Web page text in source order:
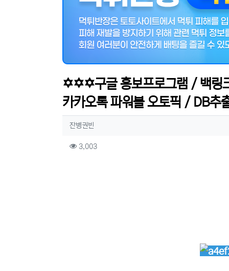
✡️✡️✡️구글 홍보프로그램 / 백링
카카오톡 파워볼 오토픽 / DB
작성자 정보
잔병권빈
컨텐츠 정보
3,003조회